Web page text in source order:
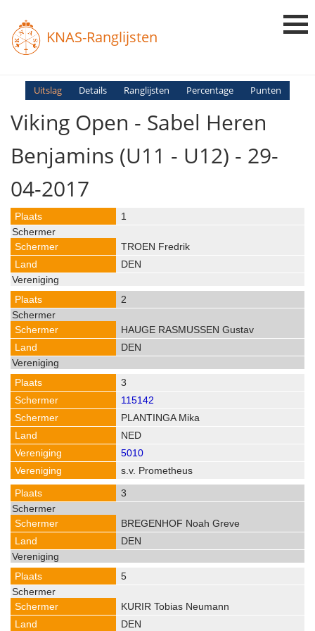
KNAS-Ranglijsten
Login
Uitslag Details Ranglijsten Percentage Punten
Viking Open - Sabel Heren
Benjamins (U11 - U12) - 29-
04-2017
1
TROEN Fredrik
DEN
2
HAUGE RASMUSSEN Gustav
DEN
3
115142
PLANTINGA Mika
NED
5010
s.v. Prometheus
3
BREGENHOF Noah Greve
DEN
5
KURIR Tobias Neumann
DEN